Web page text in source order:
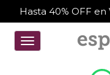
Hasta 40% OFF
Toggle
navigation